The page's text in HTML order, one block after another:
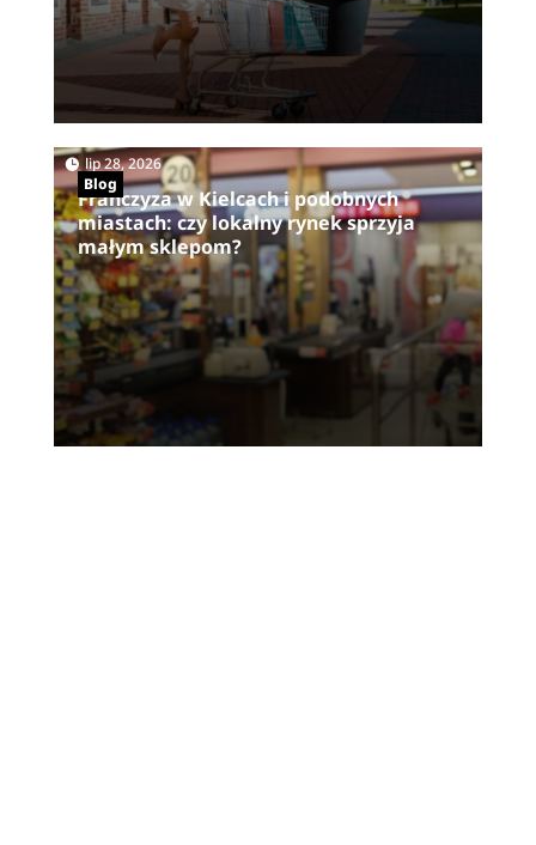
Franczyza w Kielcach i podobnych
miastach: czy lokalny rynek sprzyja
małym sklepom?
lip 28, 2026|
Blog